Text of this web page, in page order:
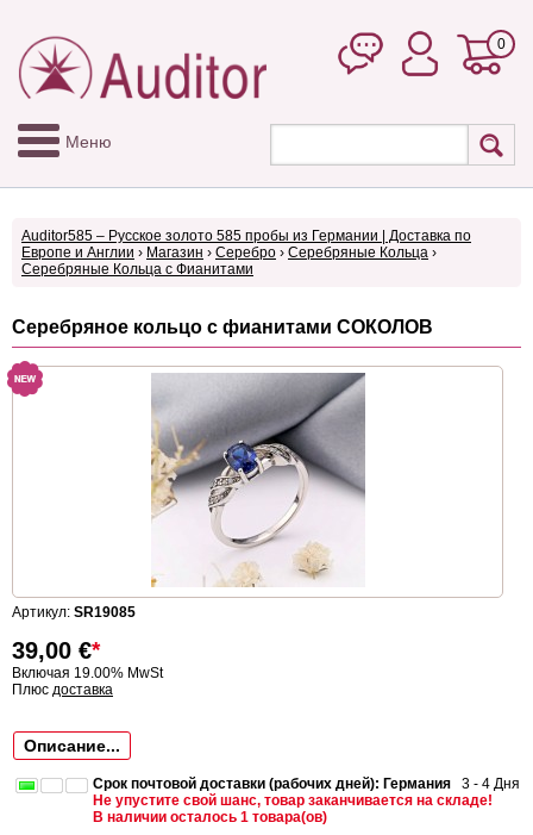
0
Меню
Auditor585 – Русское золото 585 пробы из Германии | Доставка по
Европе и Англии › Магазин › Серебро › Серебряные Кольца ›
Серебряные Кольца с Фианитами
Серебряное кольцо с фианитами СОКОЛОВ
Артикул: SR19085
39,00 €*
Включая 19.00% MwSt
Плюс доставка
Описание...
Срок почтовой доставки (рабочих дней): Германия 3 - 4 Дня
Не упустите свой шанс, товар заканчивается на складе!
В наличии осталось 1 товара(ов)